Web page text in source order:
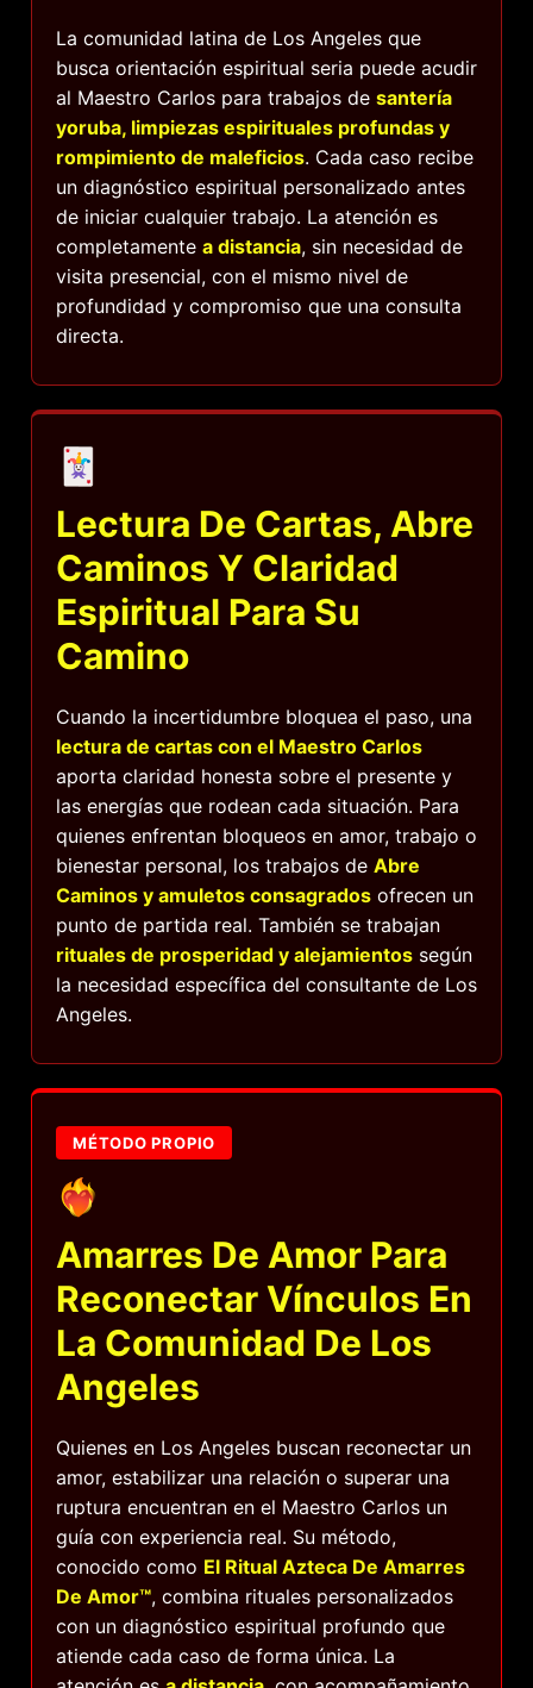
La comunidad latina de Los Angeles que
busca orientación espiritual seria puede acudir
al Maestro Carlos para trabajos de santería
yoruba, limpiezas espirituales profundas y
rompimiento de maleficios. Cada caso recibe
un diagnóstico espiritual personalizado antes
de iniciar cualquier trabajo. La atención es
completamente a distancia, sin necesidad de
visita presencial, con el mismo nivel de
profundidad y compromiso que una consulta
directa.
🃏
Lectura De Cartas, Abre
Caminos Y Claridad
Espiritual Para Su
Camino
Cuando la incertidumbre bloquea el paso, una
lectura de cartas con el Maestro Carlos
aporta claridad honesta sobre el presente y
las energías que rodean cada situación. Para
quienes enfrentan bloqueos en amor, trabajo o
bienestar personal, los trabajos de Abre
Caminos y amuletos consagrados ofrecen un
punto de partida real. También se trabajan
rituales de prosperidad y alejamientos según
la necesidad específica del consultante de Los
Angeles.
MÉTODO PROPIO
❤️‍🔥
Amarres De Amor Para
Reconectar Vínculos En
La Comunidad De Los
Angeles
Quienes en Los Angeles buscan reconectar un
amor, estabilizar una relación o superar una
ruptura encuentran en el Maestro Carlos un
guía con experiencia real. Su método,
conocido como El Ritual Azteca De Amarres
De Amor™, combina rituales personalizados
con un diagnóstico espiritual profundo que
atiende cada caso de forma única. La